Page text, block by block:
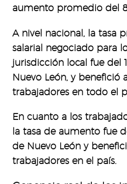
aumento promedio del
A nivel nacional, la tasa
salarial negociado para
jurisdicción local fue del
Nuevo León, y benefició
trabajadores en todo el
En cuanto a los
la tasa de aumento fue
de Nuevo León y
trabajadores en el país.